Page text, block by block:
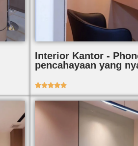
Interior Kantor -
pencahayaan yang
